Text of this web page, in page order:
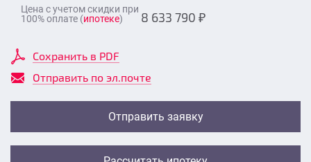
Цена с учетом скидки при
100% оплате (ипотеке) 8 633 790 ₽
Сохранить в PDF
Отправить по эл.почте
Отправить заявку